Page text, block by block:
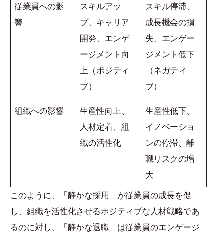
従業員への影
響
スキルアッ
プ、キャリア
開発、エンゲ
ージメント向
上（ポジティ
ブ）
スキル停滞、
成長機会の損
失、エンゲー
ジメント低下
（ネガティ
ブ）
組織への影響
生産性向上、
人材定着、組
織の活性化
生産性低下、
イノベーショ
ンの停滞、離
職リスクの増
大
このように、「静かな採用」が従業員の成長を促
し、組織を活性化させるポジティブな人材戦略であ
るのに対し、「静かな退職」は従業員のエンゲージ